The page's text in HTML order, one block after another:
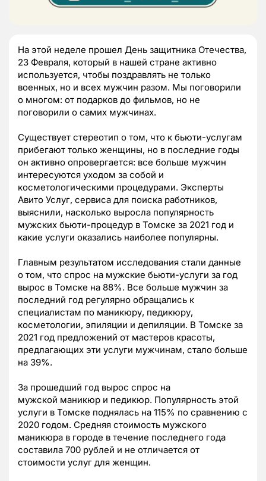
На этой неделе прошел День защитника Отечества,
23 Февраля, который в нашей стране активно
используется, чтобы поздравлять не только
военных, но и всех мужчин разом. Мы поговорили
о многом: от подарков до фильмов, но не
поговорили о самих мужчинах.
Существует стереотип о том, что к бьюти-услугам
прибегают только женщины, но в последние годы
он активно опровергается: все больше мужчин
интересуются уходом за собой и
косметологическими процедурами. Эксперты
Авито Услуг, сервиса для поиска работников,
выяснили, насколько выросла популярность
мужских бьюти-процедур в Томске за 2021 год и
какие услуги оказались наиболее популярны.
Главным результатом исследования стали данные
о том, что спрос на мужские бьюти-услуги за год
вырос в Томске на 88%. Все больше мужчин за
последний год регулярно обращались к
специалистам по маникюру, педикюру,
косметологии, эпиляции и депиляции. В Томске за
2021 год предложений от мастеров красоты,
предлагающих эти услуги мужчинам, стало больше
на 39%.
За прошедший год вырос спрос на
мужской маникюр и педикюр. Популярность этой
услуги в Томске поднялась на 115% по сравнению с
2020 годом. Средняя стоимость мужского
маникюра в городе в течение последнего года
составила 700 рублей и не отличается от
стоимости услуг для женщин.